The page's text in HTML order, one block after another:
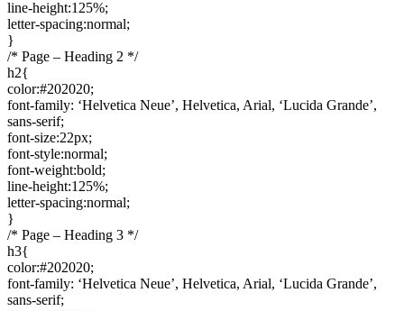
line-height:125%;
letter-spacing:normal;
}
/* Page – Heading 2 */
h2{
color:#202020;
font-family: ‘Helvetica Neue’, Helvetica, Arial, ‘Lucida Grande’,
sans-serif;
font-size:22px;
font-style:normal;
font-weight:bold;
line-height:125%;
letter-spacing:normal;
}
/* Page – Heading 3 */
h3{
color:#202020;
font-family: ‘Helvetica Neue’, Helvetica, Arial, ‘Lucida Grande’,
sans-serif;